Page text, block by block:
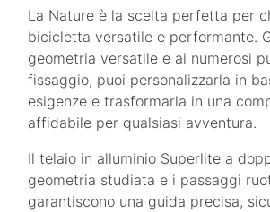
La Nature è la scelta perfetta per
bicicletta versatile e performante.
geometria versatile e ai numerosi
fissaggio, puoi personalizzarla in
esigenze e trasformarla in una
affidabile per qualsiasi avventura.
Il telaio in alluminio Superlite a
geometria studiata e i passaggi
garantiscono una guida precisa,